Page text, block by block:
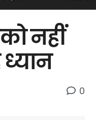
नहीं
0